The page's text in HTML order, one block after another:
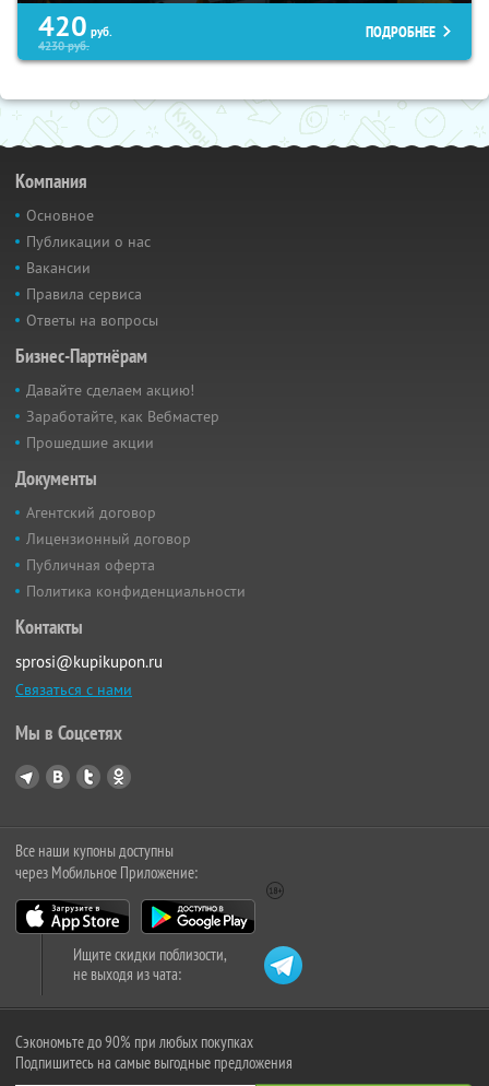
420 руб.
4230руб.
ПОДРОБНЕЕ
Компания
Основное
Публикации о нас
Вакансии
Правила сервиса
Ответы на вопросы
Бизнес-Партнёрам
Давайте сделаем акцию!
Заработайте, как Вебмастер
Прошедшие акции
Документы
Агентский договор
Лицензионный договор
Публичная оферта
Политика конфиденциальности
Контакты
sprosi@kupikupon.ru
Связаться с нами
Мы в Соцсетях
Все наши купоны доступны
через Мобильное Приложение:
Ищите скидки поблизости,
не выходя из чата:
Сэкономьте до 90% при любых покупках
Подпишитесь на самые выгодные предложения